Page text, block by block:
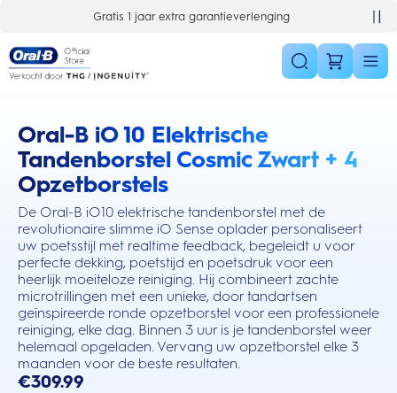
Gratis 1 jaar extra garantieverlenging
Oral-B iO 10 Elektrische
Tandenborstel Cosmic Zwart + 4
Opzetborstels
De Oral-B iO10 elektrische tandenborstel met de
revolutionaire slimme iO Sense oplader personaliseert
uw poetsstijl met realtime feedback, begeleidt u voor
perfecte dekking, poetstijd en poetsdruk voor een
heerlijk moeiteloze reiniging. Hij combineert zachte
microtrillingen met een unieke, door tandartsen
geïnspireerde ronde opzetborstel voor een professionele
reiniging, elke dag. Binnen 3 uur is je tandenborstel weer
helemaal opgeladen. Vervang uw opzetborstel elke 3
maanden voor de beste resultaten.
this action will scroll you to the reviews section
€309.99